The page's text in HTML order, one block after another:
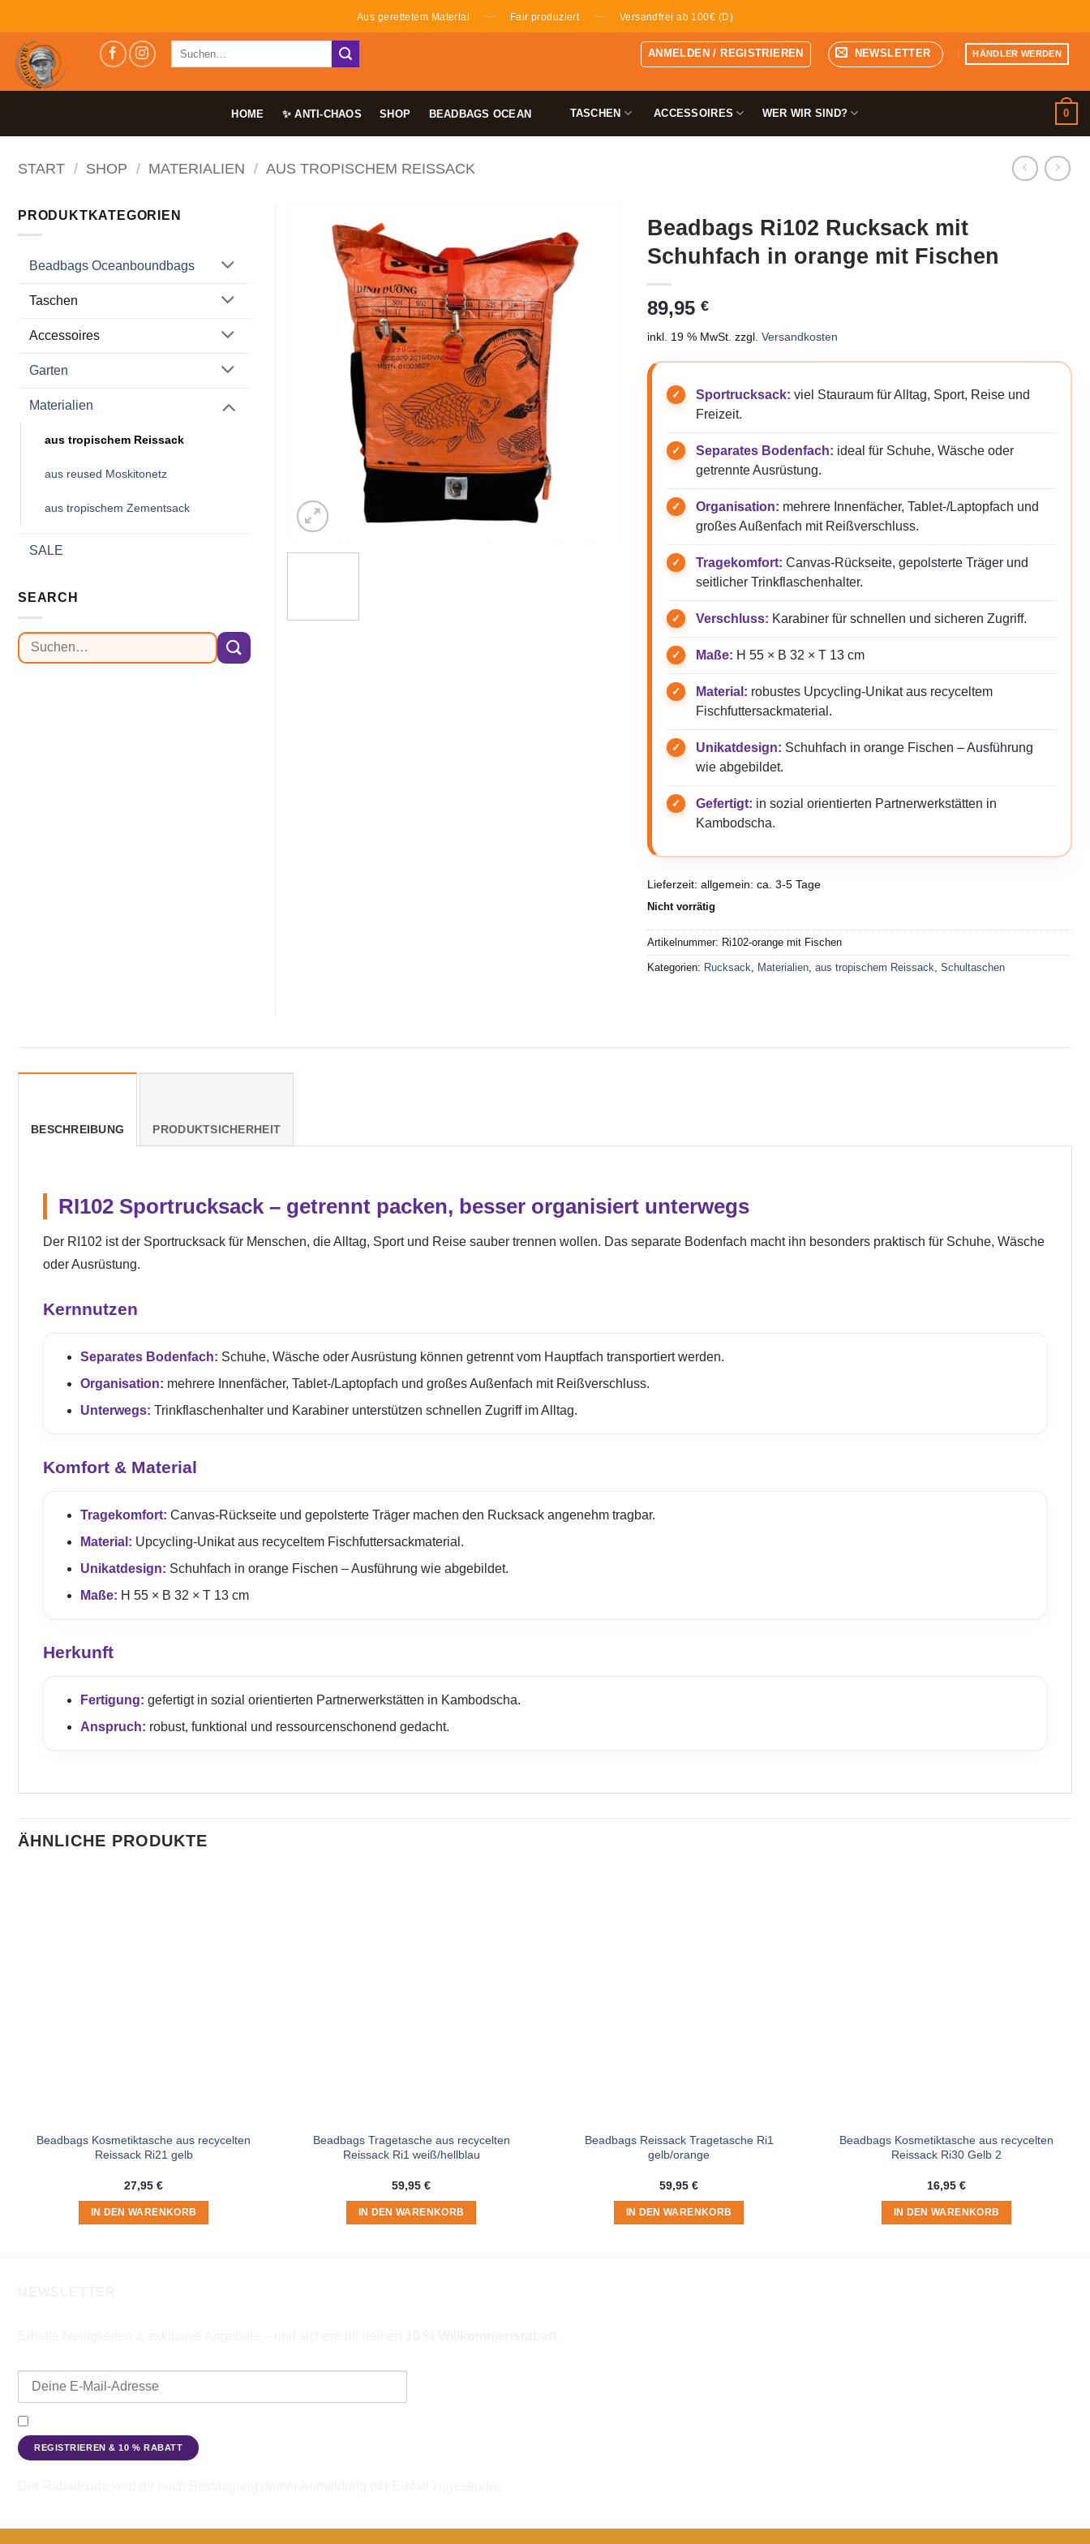
Inhalt
springen
Aus gerettetem Material — Fair produziert — Versandfrei ab 100€ (D)
Suchen
ANMELDEN / REGISTRIEREN NEWSLETTER HÄNDLER WERDEN
HOME ✨ ANTI-CHAOS SHOP BEADBAGS OCEAN TASCHEN ACCESSOIRES WER WIR SIND? 0
START / SHOP / MATERIALIEN / AUS TROPISCHEM REISSACK
Beadbags Ri102 Rucksack mit
Schuhfach in orange mit Fischen
89,95 €
inkl. 19 % MwSt. zzgl. Versandkosten
Sportrucksack: viel Stauraum für Alltag, Sport, Reise und
Freizeit.
Separates Bodenfach: ideal für Schuhe, Wäsche oder
getrennte Ausrüstung.
Organisation: mehrere Innenfächer, Tablet-/Laptopfach und
großes Außenfach mit Reißverschluss.
Tragekomfort: Canvas-Rückseite, gepolsterte Träger und
seitlicher Trinkflaschenhalter.
Verschluss: Karabiner für schnellen und sicheren Zugriff.
Maße: H 55 × B 32 × T 13 cm
Material: robustes Upcycling-Unikat aus recyceltem
Fischfuttersackmaterial.
Unikatdesign: Schuhfach in orange Fischen – Ausführung
wie abgebildet.
Gefertigt: in sozial orientierten Partnerwerkstätten in
Kambodscha.
Lieferzeit: allgemein: ca. 3-5 Tage
Nicht vorrätig
Artikelnummer: Ri102-orange mit Fischen
Kategorien: Rucksack Materialien, aus tropischem Reissack Schultaschen
PRODUKTKATEGORIEN
Beadbags Oceanboundbags
Taschen
Accessoires
Garten
Materialien
aus tropischem Reissack
aus reused Moskitonetz
aus tropischem Zementsack
SALE
SEARCH
Suchen
nach:
BESCHREIBUNG PRODUKTSICHERHEIT
RI102 Sportrucksack – getrennt packen, besser organisiert unterwegs
Der RI102 ist der Sportrucksack für Menschen, die Alltag, Sport und Reise sauber trennen wollen. Das separate Bodenfach macht ihn besonders praktisch für Schuhe, Wäsche
oder Ausrüstung.
Kernnutzen
Separates Bodenfach: Schuhe, Wäsche oder Ausrüstung können getrennt vom Hauptfach transportiert werden.
Organisation: mehrere Innenfächer, Tablet-/Laptopfach und großes Außenfach mit Reißverschluss.
Unterwegs: Trinkflaschenhalter und Karabiner unterstützen schnellen Zugriff im Alltag.
Komfort & Material
Tragekomfort: Canvas-Rückseite und gepolsterte Träger machen den Rucksack angenehm tragbar.
Material: Upcycling-Unikat aus recyceltem Fischfuttersackmaterial.
Unikatdesign: Schuhfach in orange Fischen – Ausführung wie abgebildet.
Maße: H 55 × B 32 × T 13 cm
Herkunft
Fertigung: gefertigt in sozial orientierten Partnerwerkstätten in Kambodscha.
Anspruch: robust, funktional und ressourcenschonend gedacht.
ÄHNLICHE PRODUKTE
Beadbags Kosmetiktasche aus recycelten
Reissack Ri21 gelb
27,95 €
IN DEN WARENKORB
Beadbags Tragetasche aus recycelten
Reissack Ri1 weiß/hellblau
59,95 €
IN DEN WARENKORB
Beadbags Reissack Tragetasche Ri1
gelb/orange
59,95 €
IN DEN WARENKORB
Beadbags Kosmetiktasche aus recycelten
Reissack Ri30 Gelb 2
16,95 €
IN DEN WARENKORB